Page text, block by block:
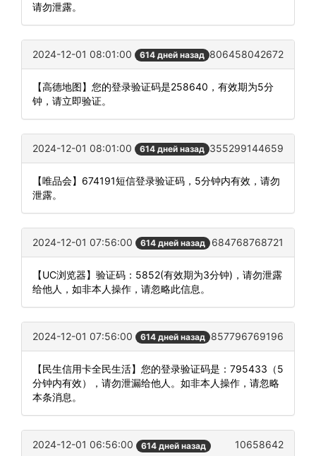
请勿泄露。
2024-12-01 08:01:00 614 дней назад 806458042672
【高德地图】您的登录验证码是258640，有效期为5分
钟，请立即验证。
2024-12-01 08:01:00 614 дней назад 355299144659
【唯品会】674191短信登录验证码，5分钟内有效，请勿
泄露。
2024-12-01 07:56:00 614 дней назад 684768768721
【UC浏览器】验证码：5852(有效期为3分钟)，请勿泄露
给他人，如非本人操作，请忽略此信息。
2024-12-01 07:56:00 614 дней назад 857796769196
【民生信用卡全民生活】您的登录验证码是：795433（5
分钟内有效），请勿泄漏给他人。如非本人操作，请忽略
本条消息。
2024-12-01 06:56:00 614 дней назад 10658642